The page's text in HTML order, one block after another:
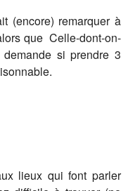
(encore) remarquer à
que Celle-dont-on-
demande si prendre 3
lieux qui font parler